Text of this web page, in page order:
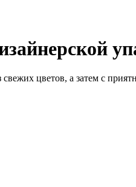
цветов, а затем с